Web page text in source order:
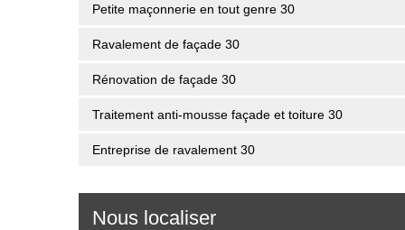
Petite maçonnerie en tout genre 30
Ravalement de façade 30
Rénovation de façade 30
Traitement anti-mousse façade et toiture 30
Entreprise de ravalement 30
Nous localiser